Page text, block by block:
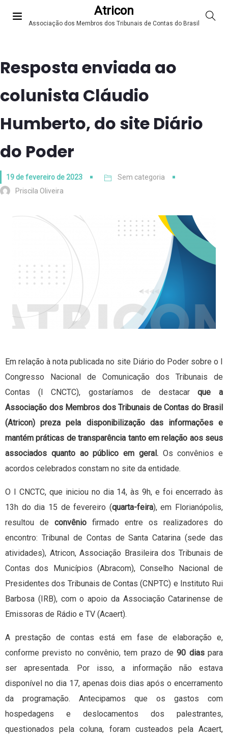
Atricon
Associação dos Membros dos Tribunais de Contas do Brasil
Resposta enviada ao
colunista Cláudio
Humberto, do site Diário
do Poder
19 de fevereiro de 2023
Sem categoria
Priscila Oliveira
Em relação à nota publicada no site Diário do Poder sobre o I
Congresso Nacional de Comunicação dos Tribunais de
Contas (I CNCTC), gostaríamos de destacarque a
Associação dos Membros dos Tribunais de Contas do Brasil
(Atricon) preza pela disponibilização das informações e
mantém práticas de transparência tanto em relação aos seus
associados quanto ao público em geral. Os convênios e
acordos celebrados constam no site da entidade.
O I CNCTC, que iniciou no dia 14, às 9h, e foi encerrado às
13h do dia 15 de fevereiro (quarta-feira), em Florianópolis,
resultou de convênio firmado entre os realizadores do
encontro: Tribunal de Contas de Santa Catarina (sede das
atividades), Atricon, Associação Brasileira dos Tribunais de
Contas dos Municípios (Abracom), Conselho Nacional de
Presidentes dos Tribunais de Contas (CNPTC) e Instituto Rui
Barbosa (IRB), com o apoio da Associação Catarinense de
Emissoras de Rádio e TV (Acaert).
A prestação de contas está em fase de elaboração e,
conforme previsto no convênio, tem prazo de90 diaspara
ser apresentada. Por isso, a informação não estava
disponível no dia 17, apenas dois dias após o encerramento
da programação. Antecipamos que os gastos com
hospedagens e deslocamentos dos palestrantes,
questionados pela coluna, foram custeados pela Acaert,